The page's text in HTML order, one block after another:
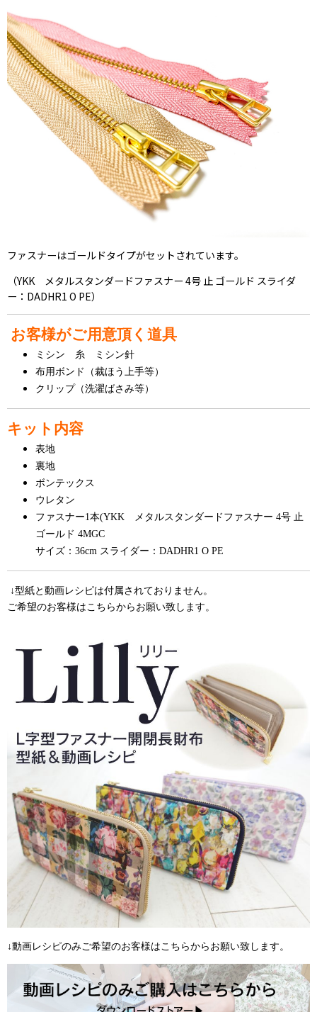
ファスナーはゴールドタイプがセットされています。
（YKK メタルスタンダードファスナー 4号 止 ゴールド スライダ
ー：DADHR1 O PE）
お客様がご用意頂く道具
ミシン 糸 ミシン針
布用ボンド（裁ほう上手等）
クリップ（洗濯ばさみ等）
キット内容
表地
裏地
ボンテックス
ウレタン
ファスナー1本(YKK メタルスタンダードファスナー 4号 止
ゴールド 4MGC
サイズ：36cm スライダー：DADHR1 O PE
↓型紙と動画レシピは付属されておりません。
ご希望のお客様はこちらからお願い致します。
↓動画レシピのみご希望のお客様はこちらからお願い致します。